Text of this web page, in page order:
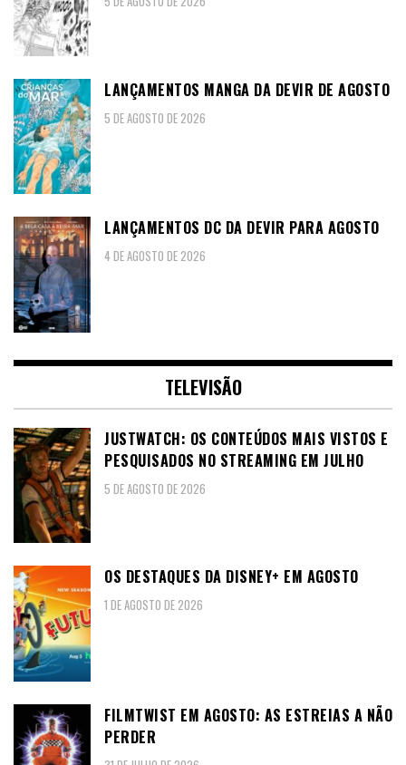
LANÇAMENTOS MANGA DA DEVIR DE AGOSTO
5 DE AGOSTO DE 2026
LANÇAMENTOS DC DA DEVIR PARA AGOSTO
4 DE AGOSTO DE 2026
TELEVISÃO
JUSTWATCH: OS CONTEÚDOS MAIS VISTOS E
PESQUISADOS NO STREAMING EM JULHO
5 DE AGOSTO DE 2026
OS DESTAQUES DA DISNEY+ EM AGOSTO
1 DE AGOSTO DE 2026
FILMTWIST EM AGOSTO: AS ESTREIAS A NÃO
PERDER